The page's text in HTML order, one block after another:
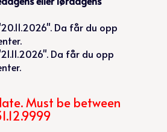
Da får du opp
Da får du opp
Must be between